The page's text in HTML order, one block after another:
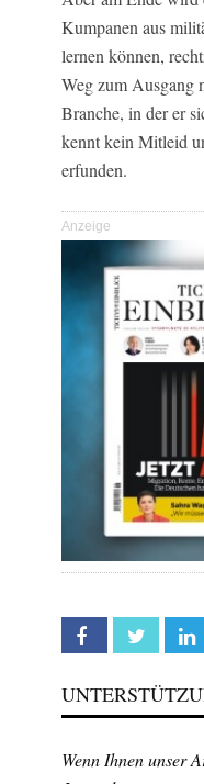
Kumpanen aus
lernen können,
Weg zum Ausgang
Branche, in der er
kennt kein Mitleid
erfunden.
Anzeige
Facebook Twitter
Wenn Ihnen unser